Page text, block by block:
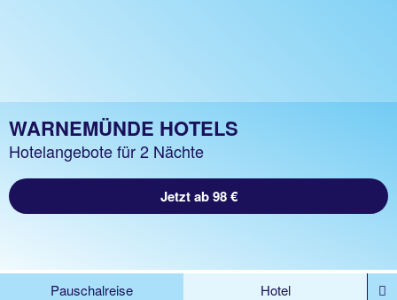
WARNEMÜNDE HOTELS
Hotelangebote für 2 Nächte
Jetzt ab 98 €
Pauschalreise
Hotel